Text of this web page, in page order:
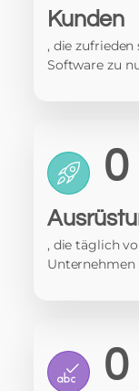
Kunden
, die zufrieden
Software zu
0
, die täglich
Unternehmen
0